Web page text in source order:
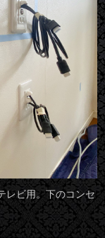
レビ用。下のコンセ